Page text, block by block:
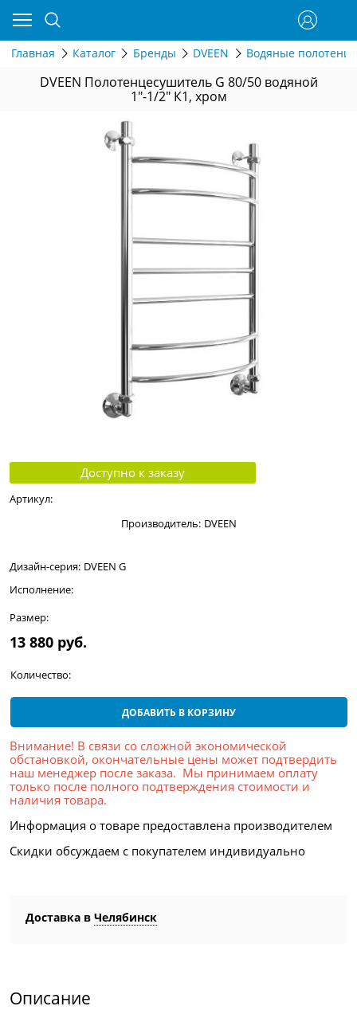
Главная Каталог Бренды DVEEN Водяные
DVEEN Полотенцесушитель G 80/50 водяной
1"-1/2" К1, хром
Доступно к заказу
Артикул:
Производитель: DVEEN
Дизайн-серия: DVEEN G
Исполнение:
Размер:
13 880 руб.
Количество:
ДОБАВИТЬ В КОРЗИНУ
Внимание! В связи со сложной экономической
обстановкой, окончательные цены может подтвердить
наш менеджер после заказа. Мы принимаем оплату
только после полного подтверждения стоимости и
наличия товара.
Информация о товаре предоставлена производителем
Скидки обсуждаем с покупателем индивидуально
Доставка в Челябинск
Описание